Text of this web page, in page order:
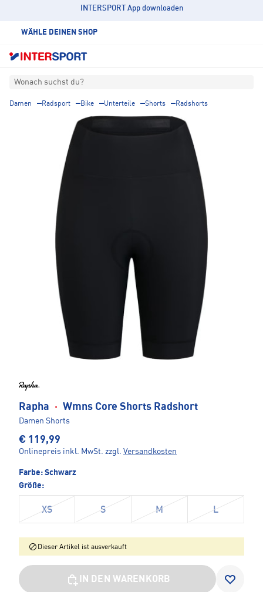
INTERSPORT App downloaden
WÄHLE DEINEN SHOP
Wonach suchst du?
Damen Radsport Bike Unterteile Shorts Radshorts
Rapha · Wmns Core Shorts Radshort
Damen Shorts
€ 119,99
Onlinepreis inkl. MwSt. zzgl. Versandkosten
Farbe: Schwarz
Größe:
XS S M L
Dieser Artikel ist ausverkauft
IN DEN WARENKORB